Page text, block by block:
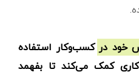
خود در کسب‌وکار استفاده
کمک می‌کند تا بفهمد